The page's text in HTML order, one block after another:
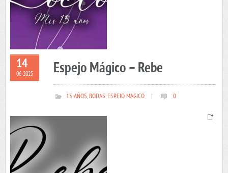
14
06 2025 Espejo Mágico – Rebe
15 AÑOS,BODAS,ESPEJO MAGICO 0